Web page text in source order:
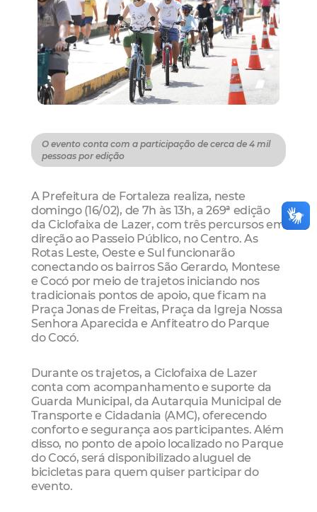
O evento conta com a participação de cerca de 4 mil
pessoas por edição
A Prefeitura de Fortaleza realiza, neste
domingo (16/02), de 7h às 13h, a 269ª edição
da Ciclofaixa de Lazer, com três percursos em
direção ao Passeio Público, no Centro. As
Rotas Leste, Oeste e Sul funcionarão
conectando os bairros São Gerardo, Montese
e Cocó por meio de trajetos iniciando nos
tradicionais pontos de apoio, que ficam na
Praça Jonas de Freitas, Praça da Igreja Nossa
Senhora Aparecida e Anfiteatro do Parque
do Cocó.
Durante os trajetos, a Ciclofaixa de Lazer
conta com acompanhamento e suporte da
Guarda Municipal, da Autarquia Municipal de
Transporte e Cidadania (AMC), oferecendo
conforto e segurança aos participantes. Além
disso, no ponto de apoio localizado no Parque
do Cocó, será disponibilizado aluguel de
bicicletas para quem quiser participar do
evento.